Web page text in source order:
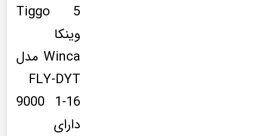
Tiggo 5
وینکا
Winca مدل
FLY-DYT
9000 1-16
دارای